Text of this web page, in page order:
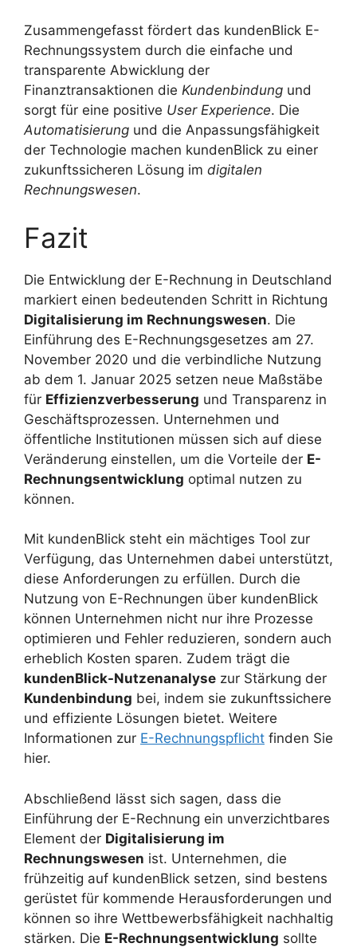
Zusammengefasst fördert das kundenBlick E-
Rechnungssystem durch die einfache und
transparente Abwicklung der
Finanztransaktionen die Kundenbindung und
sorgt für eine positive User Experience. Die
Automatisierung und die Anpassungsfähigkeit
der Technologie machen kundenBlick zu einer
zukunftssicheren Lösung im digitalen
Rechnungswesen.
Fazit
Die Entwicklung der E-Rechnung in Deutschland
markiert einen bedeutenden Schritt in Richtung
Digitalisierung im Rechnungswesen. Die
Einführung des E-Rechnungsgesetzes am 27.
November 2020 und die verbindliche Nutzung
ab dem 1. Januar 2025 setzen neue Maßstäbe
für Effizienzverbesserung und Transparenz in
Geschäftsprozessen. Unternehmen und
öffentliche Institutionen müssen sich auf diese
Veränderung einstellen, um die Vorteile der E-
Rechnungsentwicklung optimal nutzen zu
können.
Mit kundenBlick steht ein mächtiges Tool zur
Verfügung, das Unternehmen dabei unterstützt,
diese Anforderungen zu erfüllen. Durch die
Nutzung von E-Rechnungen über kundenBlick
können Unternehmen nicht nur ihre Prozesse
optimieren und Fehler reduzieren, sondern auch
erheblich Kosten sparen. Zudem trägt die
kundenBlick-Nutzenanalyse zur Stärkung der
Kundenbindung bei, indem sie zukunftssichere
und effiziente Lösungen bietet. Weitere
Informationen zur E-Rechnungspflicht finden Sie
hier.
Abschließend lässt sich sagen, dass die
Einführung der E-Rechnung ein unverzichtbares
Element der Digitalisierung im
Rechnungswesen ist. Unternehmen, die
frühzeitig auf kundenBlick setzen, sind bestens
gerüstet für kommende Herausforderungen und
können so ihre Wettbewerbsfähigkeit nachhaltig
stärken. Die E-Rechnungsentwicklung sollte